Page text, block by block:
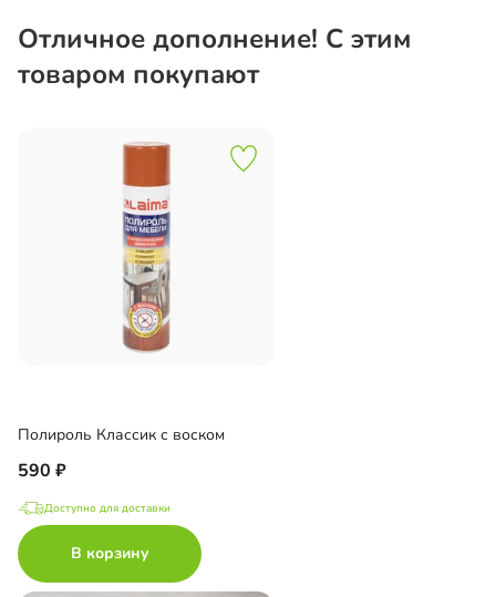
Отличное дополнение! С этим
товаром покупают
Полироль Классик с воском
590
Доступно для доставки
В корзину